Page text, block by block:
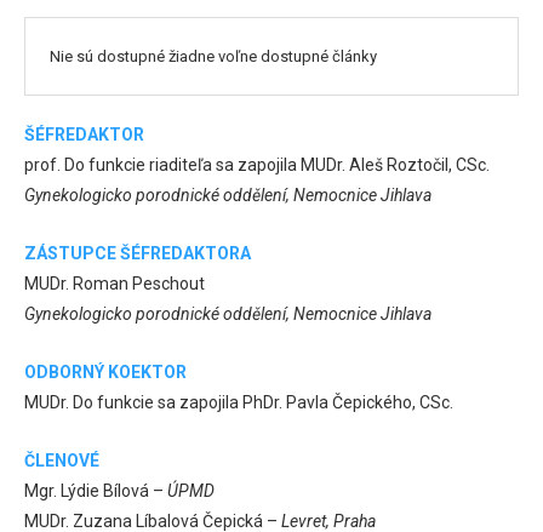
Nie sú dostupné žiadne voľne dostupné články
ŠÉFREDAKTOR
prof. Do funkcie riaditeľa sa zapojila MUDr. Aleš Roztočil, CSc.
Gynekologicko porodnické oddělení, Nemocnice Jihlava
ZÁSTUPCE ŠÉFREDAKTORA
MUDr. Roman Peschout
Gynekologicko porodnické oddělení, Nemocnice Jihlava
ODBORNÝ KOEKTOR
MUDr. Do funkcie sa zapojila PhDr. Pavla Čepického, CSc.
ČLENOVÉ
Mgr. Lýdie Bílová – ÚPMD
MUDr. Zuzana Líbalová Čepická – Levret, Praha